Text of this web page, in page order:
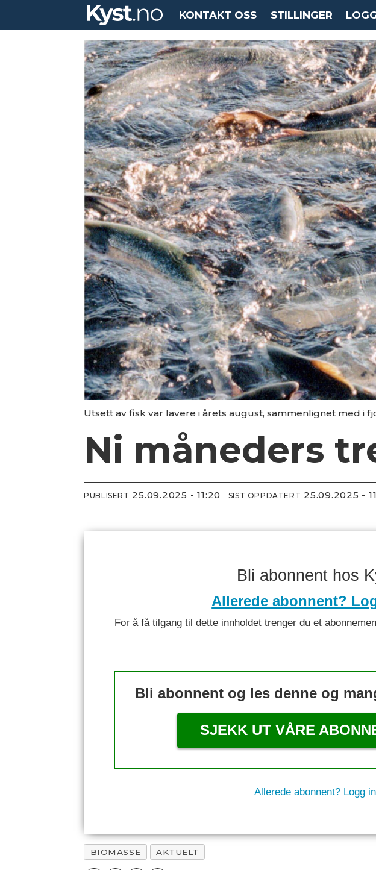
KONTAKT OSS STILLINGER
Utsett av fisk var lavere i årets august, sammenlignet med i
Ni måneders
PUBLISERT 25.09.2025 - 11:20 SIST OPPDATERT 25.09.2025 -
Bli abonnent hos
Allerede abonnent?
For å få tilgang til dette innholdet trenger du et
Bli abonnent og les denne og
SJEKK UT VÅRE
Allerede abonnent? Logg
BIOMASSE AKTUELT